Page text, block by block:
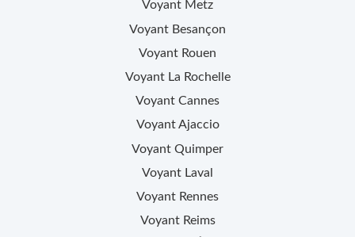
Voyant Metz
Voyant Besançon
Voyant Rouen
Voyant La Rochelle
Voyant Cannes
VoyantAjaccio
Voyant Quimper
Voyant Laval
Voyant Rennes
Voyant Reims